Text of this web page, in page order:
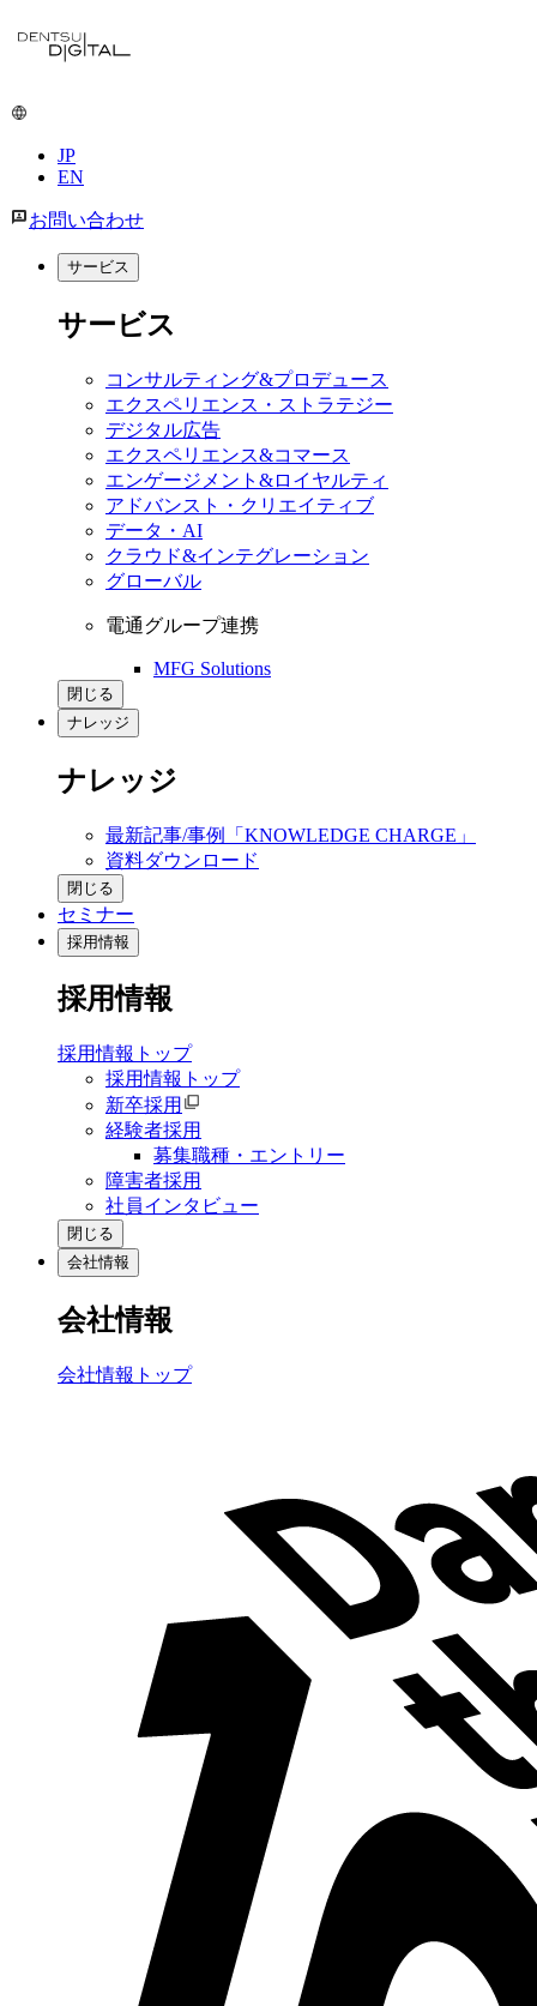
メ
コ
ツ
JP
EN
お問い合わせ
サービス
サービス
コンサルティング&プロデュース
エクスペリエンス・ストラテジー
デジタル広告
エクスペリエンス&コマース
エンゲージメント&ロイヤルティ
アドバンスト・クリエイティブ
データ・AI
クラウド&インテグレーション
グローバル
電通グループ連携
MFG Solutions
閉じる
ナレッジ
ナレッジ
最新記事/事例「KNOWLEDGE CHARGE」
資料ダウンロード
閉じる
セミナー
採用情報
採用情報
採用情報トップ
採用情報トップ
新卒採用
経験者採用
募集職種・エントリー
障害者採用
社員インタビュー
閉じる
会社情報
会社情報
会社情報トップ